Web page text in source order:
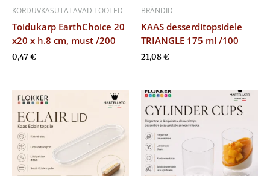
KORDUVKASUTATAVAD TOOTED
Toidukarp EarthChoice 20
x20 x h.8 cm, must /200
0,47€
BRÄNDID
KAAS desserditopsidele
TRIANGLE 175 ml /100
21,08€